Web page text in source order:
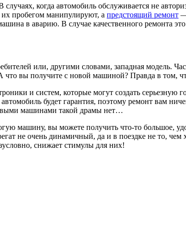
когда автомобиль обслуживается не
пробегом манипулируют, а предстоящий ремонт —
в аварию. В случае качественного ремонта
или, другими словами, западная модель.
вы получите с новой машиной? Правда в том,
и систем, которые могут создать
будет гарантия, поэтому ремонт вам
машинами такой драмы нет…
машину, вы можете получить что-то большое,
не очень динамичный, да и в поездке не то, чем
снижает стимулы для них!